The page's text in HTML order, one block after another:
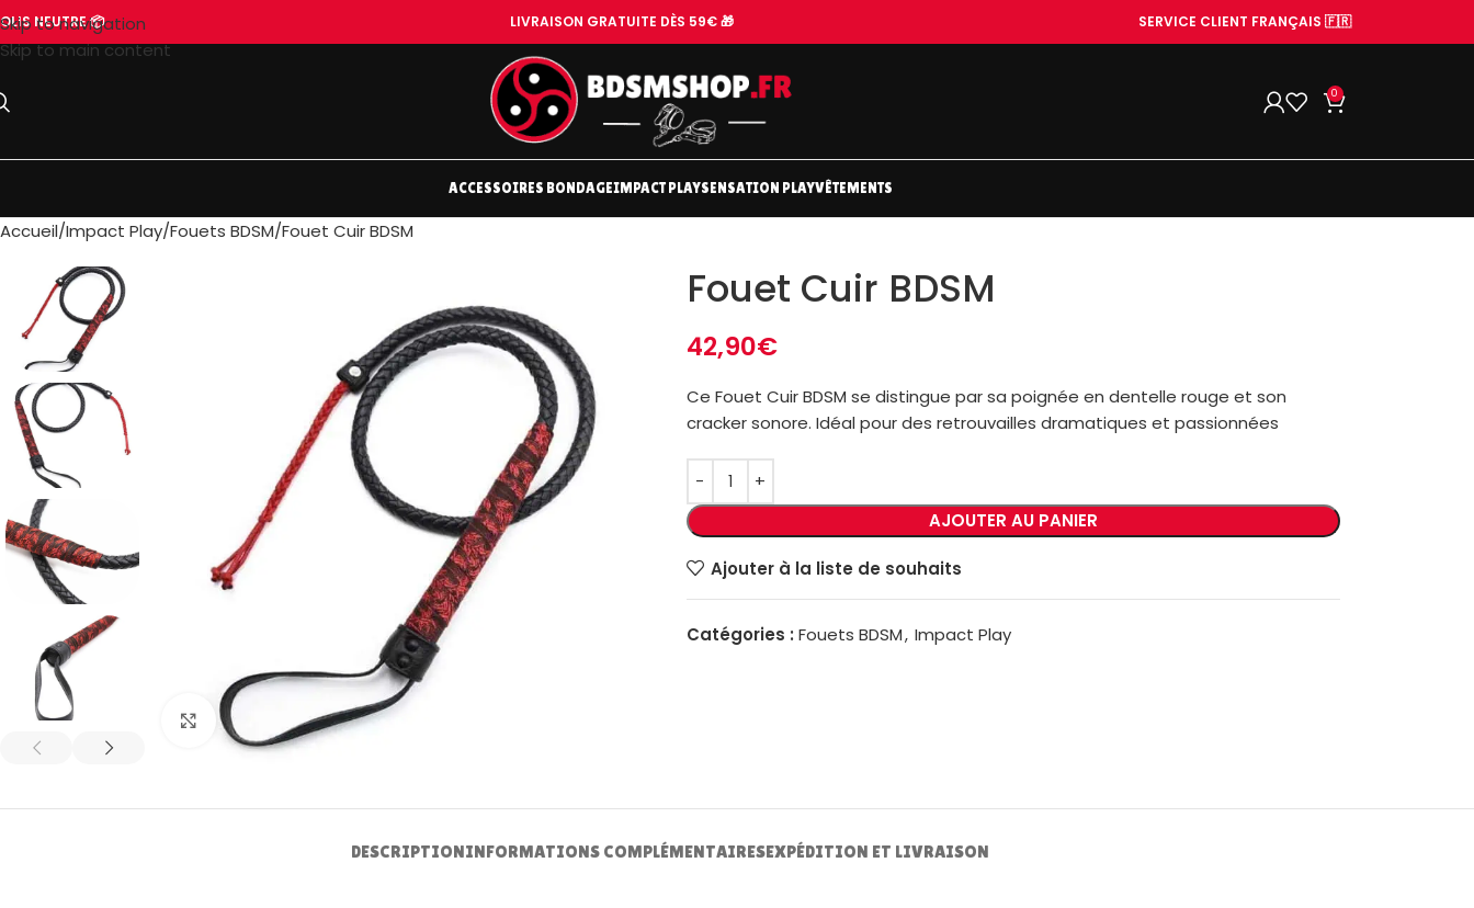
Skip to navigation
Skip to main content
NEUTRE 📦 LIVRAISON GRATUITE DÈS 59€ 🎁 SERVICE CLIENT FRANÇAIS 🇫🇷
0
ACCESSOIRES BONDAGEIMPACT PLAYSENSATION PLAYVÊTEMENTS
Accueil Impact Play Fouets BDSM Fouet Cuir BDSM
Zoom
Fouet Cuir BDSM
42,90€
Ce Fouet Cuir BDSM se distingue par sa poignée en dentelle rouge et son
cracker sonore. Idéal pour des retrouvailles dramatiques et passionnées
AJOUTER AU PANIER
Ajouter à la liste de souhaits
Catégories : Fouets BDSM, Impact Play
DESCRIPTIONINFORMATIONS COMPLÉMENTAIRESEXPÉDITION ET LIVRAISON